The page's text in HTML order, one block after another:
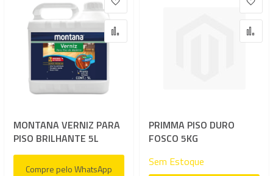
MONTANA VERNIZ PARA
PISO BRILHANTE 5L
Compre pelo WhatsApp
Adicionar à lista de desejos
Adicionar para Comparar
PRIMMA PISO DURO
FOSCO 5KG
Sem Estoque